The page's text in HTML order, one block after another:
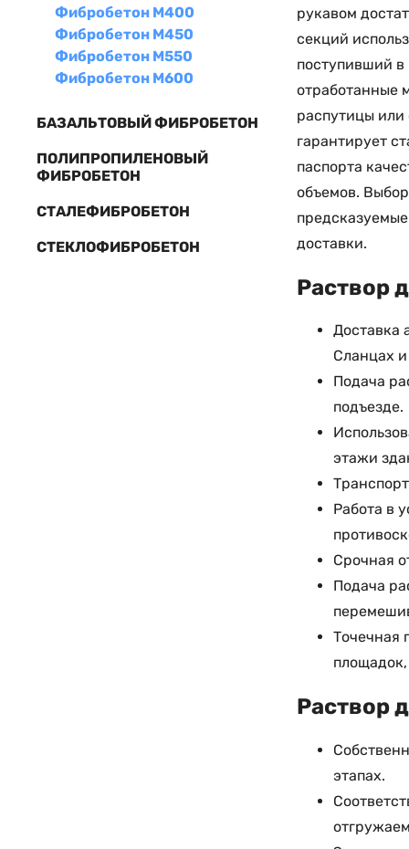
Фибробетон М400
Фибробетон М450
Фибробетон М550
Фибробетон М600
БАЗАЛЬТОВЫЙ ФИБРОБЕТОН
ПОЛИПРОПИЛЕНОВЫЙ
ФИБРОБЕТОН
СТАЛЕФИБРОБЕТОН
СТЕКЛОФИБРОБЕТОН
рукавом
секций
поступивший в
отработанные
распутицы
гарантирует
паспорта
объемов.
доставки.
Раствор
Доставка
Сланцах
Подача
подъезде.
этажи
Работа в
Срочная
Подача
Точечная
Раствор
этапах.